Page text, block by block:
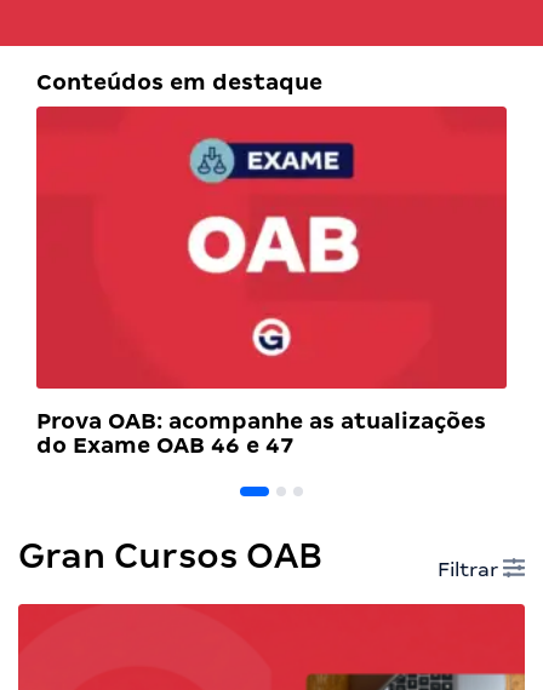
Conteúdos em destaque
Prova OAB: acompanhe as atualizações
do Exame OAB 46 e 47
Gran Cursos OAB Filtrar